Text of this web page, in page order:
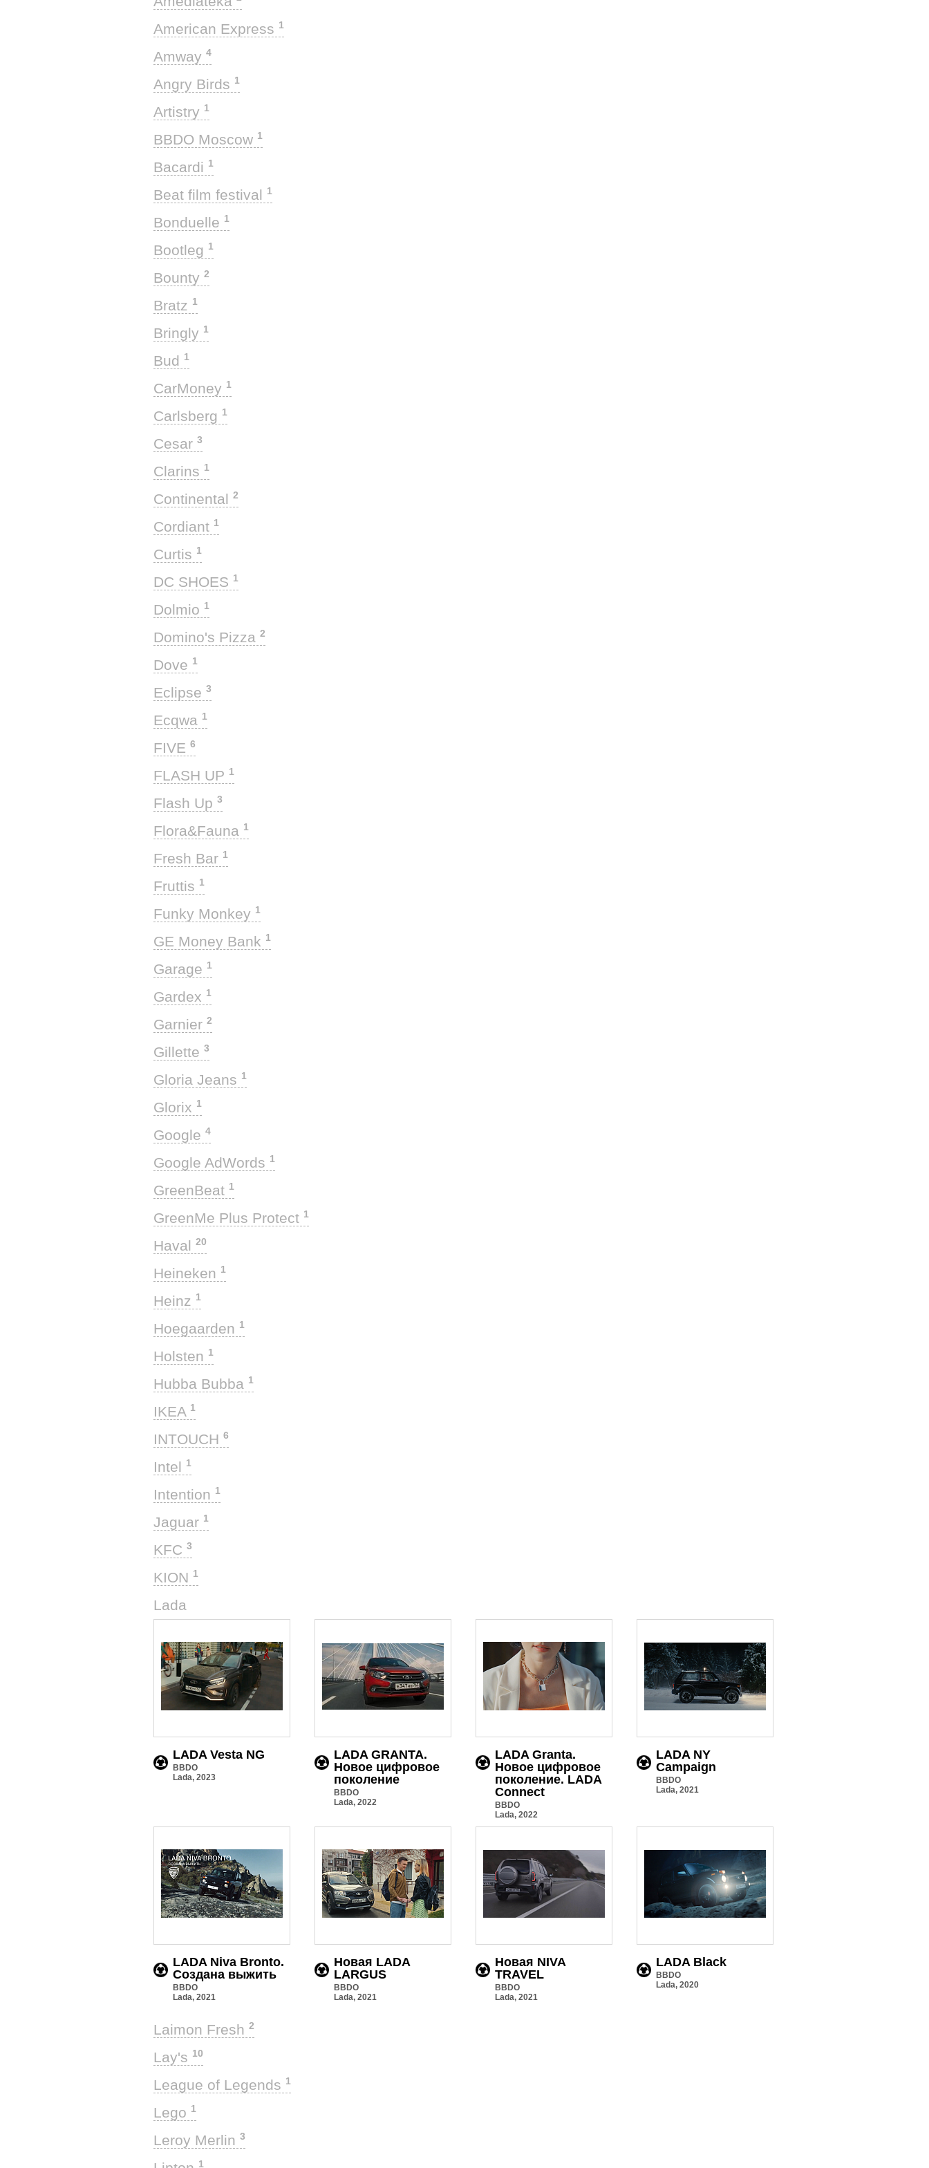
American Express 1
Amway 4
Angry Birds 1
Artistry 1
BBDO Moscow 1
Bacardi 1
Beat film festival 1
Bonduelle 1
Bootleg 1
Bounty 2
Bratz 1
Bringly 1
Bud 1
CarMoney 1
Carlsberg 1
Cesar 3
Clarins 1
Continental 2
Cordiant 1
Curtis 1
DC SHOES 1
Dolmio 1
Domino's Pizza 2
Dove 1
Eclipse 3
Ecqwa 1
FIVE 6
FLASH UP 1
Flash Up 3
Flora&Fauna 1
Fresh Bar 1
Fruttis 1
Funky Monkey 1
GE Money Bank 1
Garage 1
Gardex 1
Garnier 2
Gillette 3
Gloria Jeans 1
Glorix 1
Google 4
Google AdWords 1
GreenBeat 1
GreenMe Plus Protect 1
Haval 20
Heineken 1
Heinz 1
Hoegaarden 1
Holsten 1
Hubba Bubba 1
IKEA 1
INTOUCH 6
Intel 1
Intention 1
Jaguar 1
KFC 3
KION 1
Lada
LADA Vesta NG
BBDO
Lada, 2023
LADA GRANTA.
Новое цифровое
поколение
BBDO
Lada, 2022
LADA Granta.
Новое цифровое
поколение. LADA
Conneсt
BBDO
Lada, 2022
LADA NY
Campaign
BBDO
Lada, 2021
LADA Niva Bronto.
Создана выжить
BBDO
Lada, 2021
Новая LADA
LARGUS
BBDO
Lada, 2021
Новая NIVA
TRAVEL
BBDO
Lada, 2021
LADA Black
BBDO
Lada, 2020
Laimon Fresh 2
Lay's 10
League of Legends 1
Lego 1
Leroy Merlin 3
1